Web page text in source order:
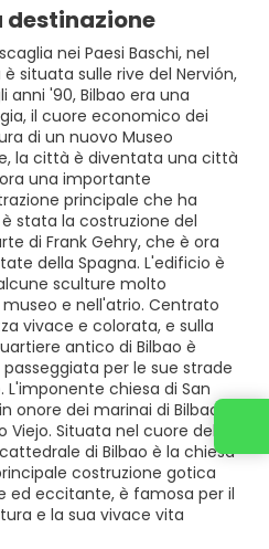
destinazione
nei Paesi Baschi, nel
situata sulle rive del Nervión,
anni '90, Bilbao era una
il cuore economico dei
di un nuovo Museo
la città è diventata una città
una importante
principale che ha
stata la costruzione del
di Frank Gehry, che è ora
della Spagna. L'edificio è
sculture molto
e nell'atrio. Centrato
vivace e colorata, e sulla
antico di Bilbao è
per le sue strade
chiesa di San
onore dei marinai di Bilbao, si
Viejo. Situata nel cuore del
di Bilbao è la chiesa
costruzione gotica
ed eccitante, è famosa per il
e la sua vivace vita